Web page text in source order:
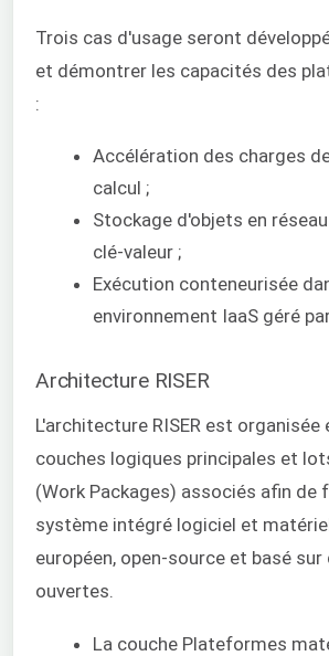
Trois cas d'usage seront
et démontrer les capacités des
:
Accélération des charges
calcul ;
Stockage d'objets en
clé-valeur ;
Exécution conteneurisée
environnement IaaS géré
Architecture RISER
L'architecture RISER est organisée
couches logiques principales et
(Work Packages) associés afin de
système intégré logiciel et
européen, open-source et basé
ouvertes.
La couche Plateformes